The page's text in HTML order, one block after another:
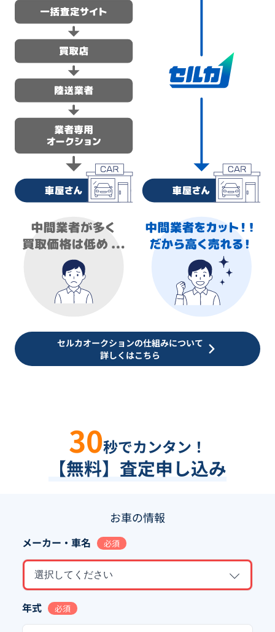
セルカオークションの仕組みについて
詳しくはこちら
30秒でカンタン！
【無料】査定申し込み
お車の情報
メーカー・車名 必須
選択してください
年式 必須